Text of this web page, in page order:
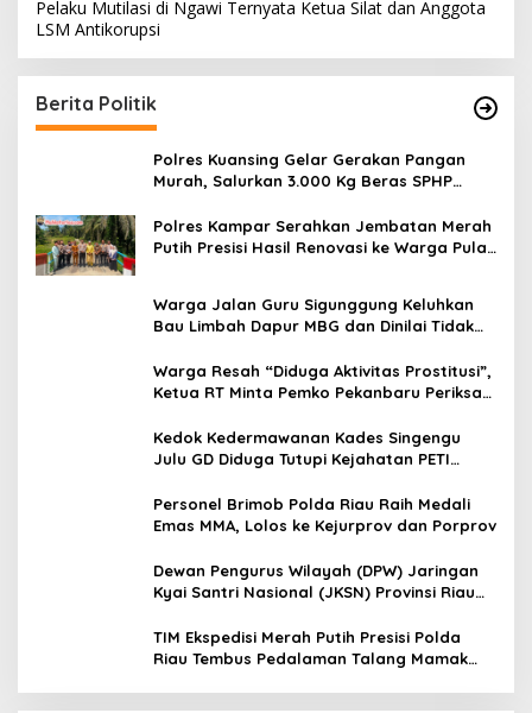
Pelaku Mutilasi di Ngawi Ternyata Ketua Silat dan Anggota
LSM Antikorupsi
Berita Politik
Polres Kuansing Gelar Gerakan Pangan
Murah, Salurkan 3.000 Kg Beras SPHP
Polres Kampar Serahkan Jembatan Merah
Putih Presisi Hasil Renovasi ke Warga Pulau
Warga Jalan Guru Sigunggung Keluhkan
Bau Limbah Dapur MBG dan Dinilai Tidak
Warga Resah “Diduga Aktivitas Prostitusi”,
Ketua RT Minta Pemko Pekanbaru Periksa
Jalan Tanjung Datuk
Kedok Kedermawanan Kades Singengu
Julu GD Diduga Tutupi Kejahatan PETI
Personel Brimob Polda Riau Raih Medali
Emas MMA, Lolos ke Kejurprov dan Porprov
Dewan Pengurus Wilayah (DPW) Jaringan
Kyai Santri Nasional (JKSN) Provinsi Riau
audiensi ke Badan Kesatuan Bangsa dan
Politik (Kesbangpol) Provinsi Riau
TIM Ekspedisi Merah Putih Presisi Polda
Riau Tembus Pedalaman Talang Mamak